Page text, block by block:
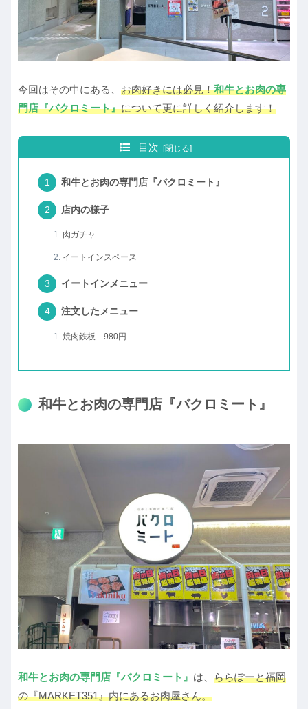
今回はその中にある、 お肉好きには必見！和牛とお肉の専
門店『バクロミート』について更に詳しく紹介します！
目次
和牛とお肉の専門店『バクロミート』
店内の様子
肉ガチャ
イートインスペース
イートインメニュー
注文したメニュー
焼肉鉄板 980円
和牛とお肉の専門店『バクロミート』
和牛とお肉の専門店『バクロミート』 は、 ららぽーと福岡
の『MARKET351』内にあるお肉屋さん。